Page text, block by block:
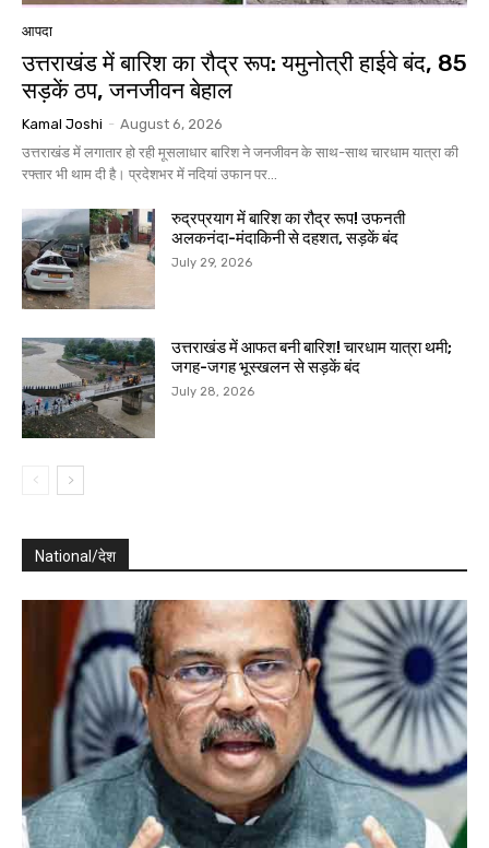
आपदा
उत्तराखंड में बारिश का रौद्र रूप: यमुनोत्री हाईवे बंद, 85
सड़कें ठप, जनजीवन बेहाल
Kamal Joshi - August 6, 2026
उत्तराखंड में लगातार हो रही मूसलाधार बारिश ने जनजीवन के साथ-साथ चारधाम यात्रा की
रफ्तार भी थाम दी है। प्रदेशभर में नदियां उफान पर...
रुद्रप्रयाग में बारिश का रौद्र रूप! उफनती
अलकनंदा-मंदाकिनी से दहशत, सड़कें बंद
July 29, 2026
उत्तराखंड में आफत बनी बारिश! चारधाम यात्रा थमी;
जगह-जगह भूस्खलन से सड़कें बंद
July 28, 2026
National/देश